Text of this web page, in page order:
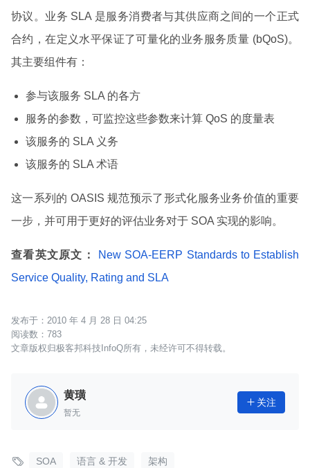
协议。业务 SLA 是服务消费者与其供应商之间的一个正式
合约，在定义水平保证了可量化的业务服务质量 (bQoS)。
其主要组件有：
参与该服务 SLA 的各方
服务的参数，可监控这些参数来计算 QoS 的度量表
该服务的 SLA 义务
该服务的 SLA 术语
这一系列的 OASIS 规范预示了形式化服务业务价值的重要
一步，并可用于更好的评估业务对于 SOA 实现的影响。
查看英文原文：
New SOA-EERP Standards to Establish
Service Quality, Rating and SLA
2010 年 4 月 28 日 04:25
783
文章版权归极客邦科技InfoQ所有，未经许可不得转载。
黄璜
暂无
 关注
 SOA 语言 & 开发 架构